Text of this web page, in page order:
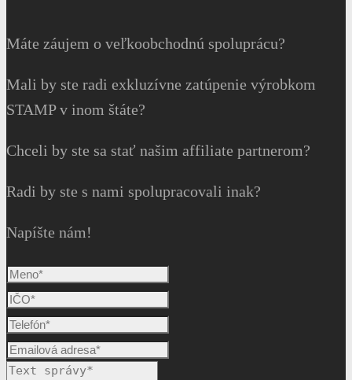
Máte záujem o veľkoobchodnú spoluprácu?
Mali by ste radi exkluzívne zatúpenie výrobkom
STAMP v inom štáte?
Chceli by ste sa stať našim affiliate partnerom?
Radi by ste s nami spolupracovali inak?
Napíšte nám!